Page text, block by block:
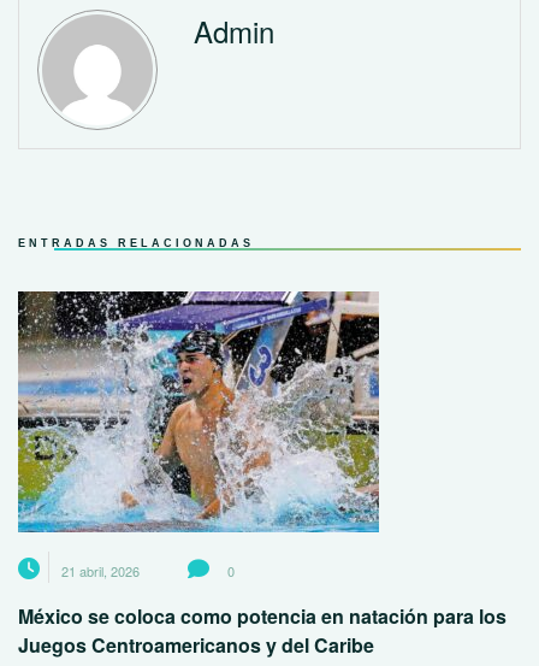
Admin
ENTRADAS RELACIONADAS
21 abril, 2026 0
México se coloca como potencia en natación para los
Juegos Centroamericanos y del Caribe